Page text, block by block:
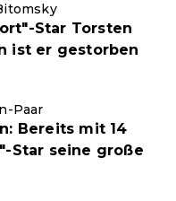
Star Torsten
ist er gestorben
Paar
Bereits mit 14
Star seine große